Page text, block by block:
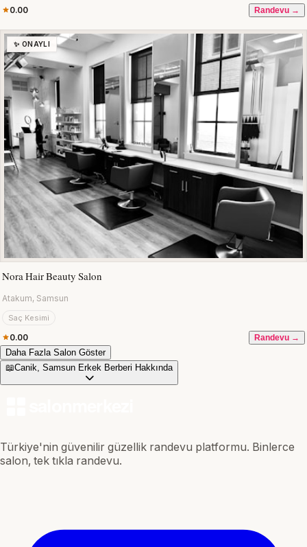
0.00 Randevu →
✨ ONAYLI
Nora Hair Beauty Salon
Atakum, Samsun
Saç Kesimi
0.00 Randevu →
Daha Fazla Salon Göster
📖Canik, Samsun Erkek Berberi Hakkında
Türkiye'nin güvenilir güzellik randevu platformu. Binlerce
salon, tek tıkla randevu.